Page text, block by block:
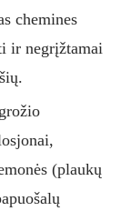
chemines
ir negrįžtamai
(plaukų